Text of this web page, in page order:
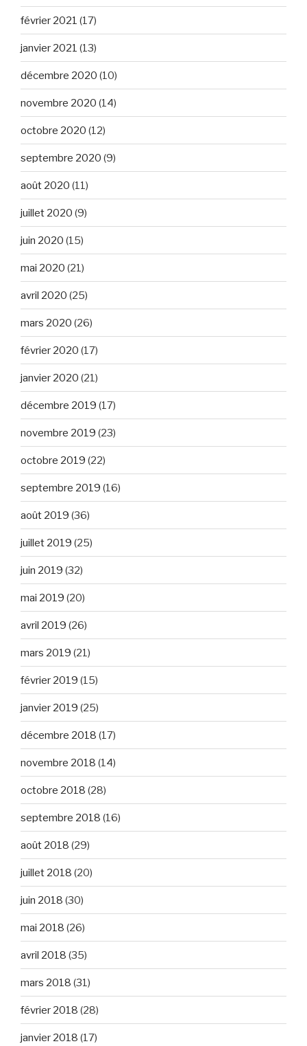
février 2021 (17)
janvier 2021 (13)
décembre 2020 (10)
novembre 2020 (14)
octobre 2020 (12)
septembre 2020 (9)
août 2020 (11)
juillet 2020 (9)
juin 2020 (15)
mai 2020 (21)
avril 2020 (25)
mars 2020 (26)
février 2020 (17)
janvier 2020 (21)
décembre 2019 (17)
novembre 2019 (23)
octobre 2019 (22)
septembre 2019 (16)
août 2019 (36)
juillet 2019 (25)
juin 2019 (32)
mai 2019 (20)
avril 2019 (26)
mars 2019 (21)
février 2019 (15)
janvier 2019 (25)
décembre 2018 (17)
novembre 2018 (14)
octobre 2018 (28)
septembre 2018 (16)
août 2018 (29)
juillet 2018 (20)
juin 2018 (30)
mai 2018 (26)
avril 2018 (35)
mars 2018 (31)
février 2018 (28)
janvier 2018 (17)